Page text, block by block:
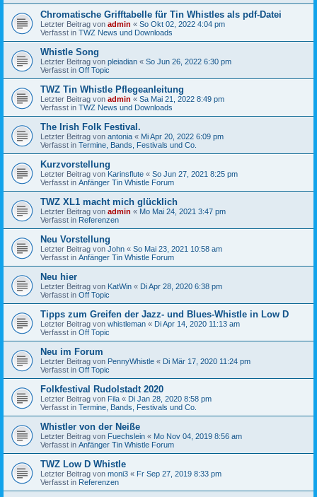
Chromatische Grifftabelle für Tin Whistles als pdf-Datei
Letzter Beitrag von admin « So Okt 02, 2022 4:04 pm
Verfasst in TWZ News und Downloads
Whistle Song
Letzter Beitrag von pleiadian « So Jun 26, 2022 6:30 pm
Verfasst in Off Topic
TWZ Tin Whistle Pflegeanleitung
Letzter Beitrag von admin « Sa Mai 21, 2022 8:49 pm
Verfasst in TWZ News und Downloads
The Irish Folk Festival.
Letzter Beitrag von antonia « Mi Apr 20, 2022 6:09 pm
Verfasst in Termine, Bands, Festivals und Co.
Kurzvorstellung
Letzter Beitrag von Karinsflute « So Jun 27, 2021 8:25 pm
Verfasst in Anfänger Tin Whistle Forum
TWZ XL1 macht mich glücklich
Letzter Beitrag von admin « Mo Mai 24, 2021 3:47 pm
Verfasst in Referenzen
Neu Vorstellung
Letzter Beitrag von John « So Mai 23, 2021 10:58 am
Verfasst in Anfänger Tin Whistle Forum
Neu hier
Letzter Beitrag von KatWin « Di Apr 28, 2020 6:38 pm
Verfasst in Off Topic
Tipps zum Greifen der Jazz- und Blues-Whistle in Low D
Letzter Beitrag von whistleman « Di Apr 14, 2020 11:13 am
Verfasst in Off Topic
Neu im Forum
Letzter Beitrag von PennyWhistle « Di Mär 17, 2020 11:24 pm
Verfasst in Off Topic
Folkfestival Rudolstadt 2020
Letzter Beitrag von Fila « Di Jan 28, 2020 8:58 pm
Verfasst in Termine, Bands, Festivals und Co.
Whistler von der Neiße
Letzter Beitrag von Fuechslein « Mo Nov 04, 2019 8:56 am
Verfasst in Anfänger Tin Whistle Forum
TWZ Low D Whistle
Letzter Beitrag von moni3 « Fr Sep 27, 2019 8:33 pm
Verfasst in Referenzen